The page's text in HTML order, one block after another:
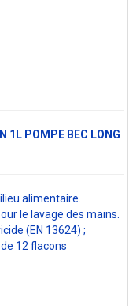
1L POMPE BEC LONG
alimentaire.
le lavage des mains.
(EN 13624) ;
12 flacons